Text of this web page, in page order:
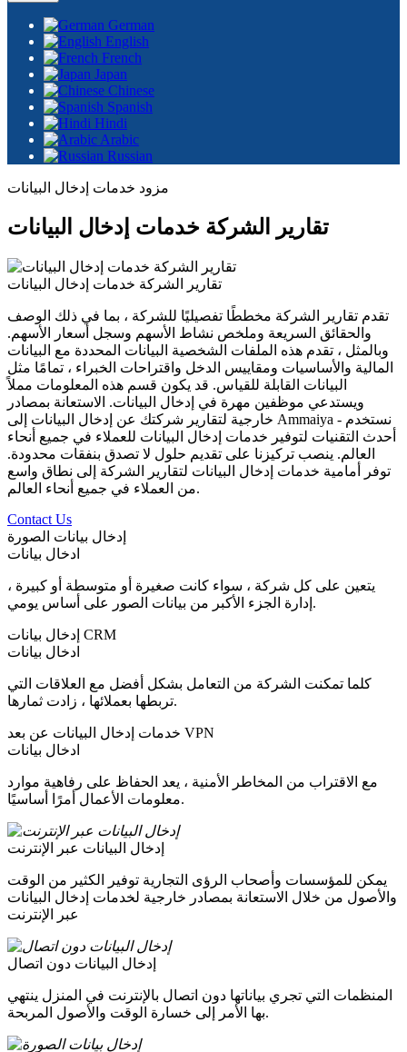
German
English
French
Japan
Chinese
Spanish
Hindi
Arabic
Russian
مزود خدمات إدخال البيانات
تقارير الشركة خدمات إدخال البيانات
تقارير الشركة خدمات إدخال البيانات
تقدم تقارير الشركة مخططًا تفصيليًا للشركة ، بما في ذلك الوصف
والحقائق السريعة وملخص نشاط الأسهم وسجل أسعار الأسهم.
وبالمثل ، تقدم هذه الملفات الشخصية البيانات المحددة مع البيانات
المالية والأساسيات ومقاييس الدخل واقتراحات الخبراء ، تمامًا مثل
البيانات القابلة للقياس. قد يكون قسم هذه المعلومات مملاً
ويستدعي موظفين مهرة في إدخال البيانات. الاستعانة بمصادر
خارجية لتقارير شركتك عن إدخال البيانات إلى Ammaiya - نستخدم
أحدث التقنيات لتوفير خدمات إدخال البيانات للعملاء في جميع أنحاء
العالم. ينصب تركيزنا على تقديم حلول لا تصدق بنفقات محدودة.
توفر أمامية خدمات إدخال البيانات لتقارير الشركة إلى نطاق واسع
من العملاء في جميع أنحاء العالم.
Contact Us
إدخال بيانات الصورة
ادخال بيانات
يتعين على كل شركة ، سواء كانت صغيرة أو متوسطة أو كبيرة ،
إدارة الجزء الأكبر من بيانات الصور على أساس يومي.
إدخال بيانات CRM
ادخال بيانات
كلما تمكنت الشركة من التعامل بشكل أفضل مع العلاقات التي
تربطها بعملائها ، زادت ثمارها.
خدمات إدخال البيانات عن بعد VPN
ادخال بيانات
مع الاقتراب من المخاطر الأمنية ، يعد الحفاظ على رفاهية موارد
معلومات الأعمال أمرًا أساسيًا.
إدخال البيانات عبر الإنترنت
يمكن للمؤسسات وأصحاب الرؤى التجارية توفير الكثير من الوقت
والأصول من خلال الاستعانة بمصادر خارجية لخدمات إدخال البيانات
عبر الإنترنت
إدخال البيانات دون اتصال
المنظمات التي تجري بياناتها دون اتصال بالإنترنت في المنزل ينتهي
بها الأمر إلى خسارة الوقت والأصول المربحة.